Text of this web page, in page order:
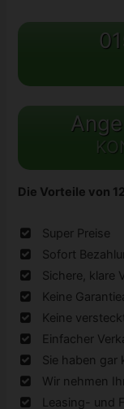
Die Vorteile von
Super Preise
Sofort
Sichere, klare
Keine
Keine
Einfacher
Sie haben gar
Wir nehmen
Leasing- und